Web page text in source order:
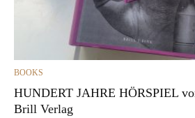
CATEGORIES
BOOKS
HUNDERT JAHRE HÖRSPIEL
Brill Verlag